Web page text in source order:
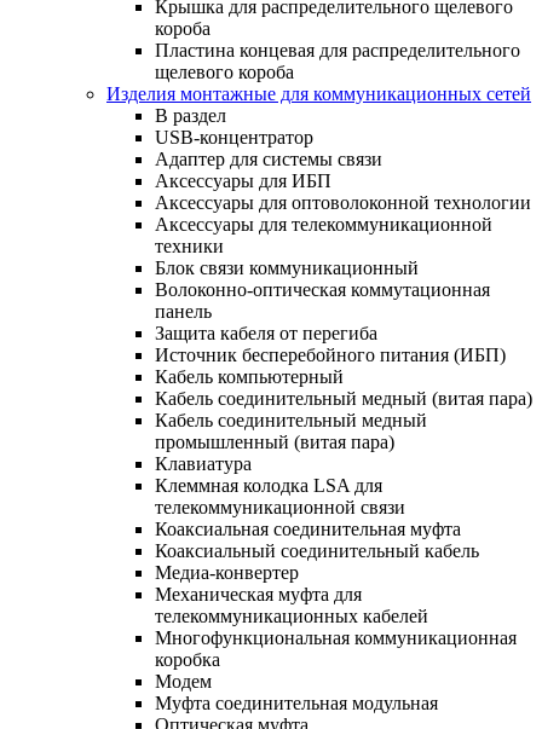
Крышка для распределительного щелевого
короба
Пластина концевая для распределительного
щелевого короба
Изделия монтажные для коммуникационных сетей
В раздел
USB-концентратор
Адаптер для системы связи
Аксессуары для ИБП
Аксессуары для оптоволоконной технологии
Аксессуары для телекоммуникационной
техники
Блок связи коммуникационный
Волоконно-оптическая коммутационная
панель
Защита кабеля от перегиба
Источник бесперебойного питания (ИБП)
Кабель компьютерный
Кабель соединительный медный (витая пара)
Кабель соединительный медный
промышленный (витая пара)
Клавиатура
Клеммная колодка LSA для
телекоммуникационной связи
Коаксиальная соединительная муфта
Коаксиальный соединительный кабель
Медиа-конвертер
Механическая муфта для
телекоммуникационных кабелей
Многофункциональная коммуникационная
коробка
Модем
Муфта соединительная модульная
Оптическая муфта